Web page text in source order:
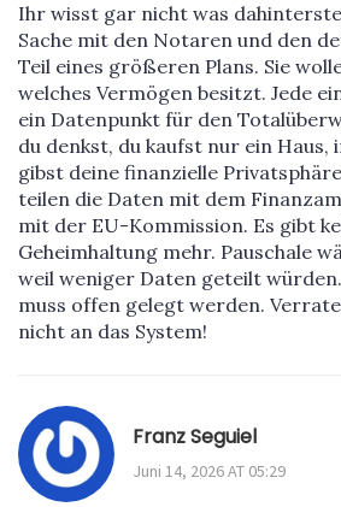
Ihr wisst gar nicht was
Sache mit den Notaren und den
Teil eines größeren Plans. Sie
welches Vermögen besitzt. Jede
ein Datenpunkt für den
du denkst, du kaufst nur ein Haus,
gibst deine finanzielle
teilen die Daten mit dem
mit der EU-Kommission. Es gibt
Geheimhaltung mehr. Pauschale
weil weniger Daten geteilt
muss offen gelegt werden.
nicht an das System!
Franz Seguiel
Juni 14, 2026 AT 05:29